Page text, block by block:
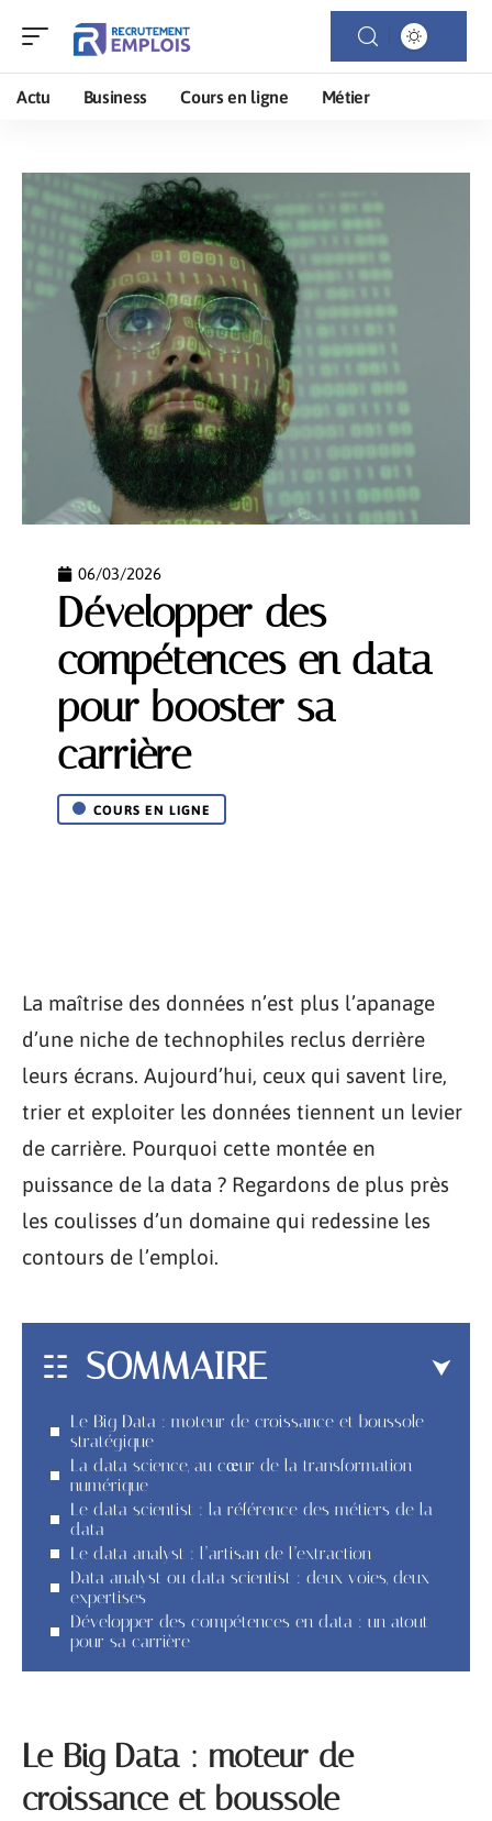
Actu Business Cours en ligne Métier
06/03/2026
Développer des
compétences en data
pour booster sa
carrière
COURS EN LIGNE
La maîtrise des données n’est plus l’apanage
d’une niche de technophiles reclus derrière
leurs écrans. Aujourd’hui, ceux qui savent lire,
trier et exploiter les données tiennent un levier
de carrière. Pourquoi cette montée en
puissance de la data ? Regardons de plus près
les coulisses d’un domaine qui redessine les
contours de l’emploi.
SOMMAIRE
Le Big Data : moteur de croissance et boussole
stratégique
La data science, au cœur de la transformation
numérique
Le data scientist : la référence des métiers de la
data
Le data analyst : l’artisan de l’extraction
Data analyst ou data scientist : deux voies, deux
expertises
Développer des compétences en data : un atout
pour sa carrière
Le Big Data : moteur de
croissance et boussole